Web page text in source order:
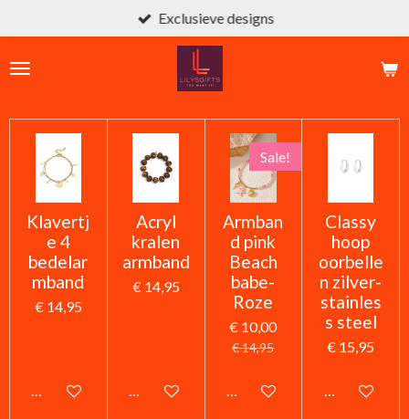
direct
naar
Exclusieve designs
Klavertj
e 4
bedelar
mband
€ 14,95
In winkelwagen
Acryl
kralen
armband
€ 14,95
In winkelwagen
Sale!
Armban
d pink
Beach
babe-
Roze
€ 10,00
€ 14,95
In winkelwagen
Classy
hoop
oorbelle
n zilver-
stainles
s steel
€ 15,95
In